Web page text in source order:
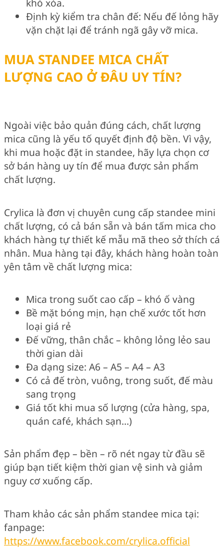
khó xóa.
Định kỳ kiểm tra chân đế: Nếu đế lỏng hãy
vặn chặt lại để tránh ngã gây vỡ mica.
MUA STANDEE MICA CHẤT
LƯỢNG CAO Ở ĐÂU UY TÍN?
Ngoài việc bảo quản đúng cách, chất lượng
mica cũng là yếu tố quyết định độ bền. Vì vậy,
khi mua hoặc đặt in standee, hãy lựa chọn cơ
sở bán hàng uy tín để mua được sản phẩm
chất lượng.
Crylica là đơn vị chuyên cung cấp standee mini
chất lượng, có cả bán sẵn và bán tấm mica cho
khách hàng tự thiết kế mẫu mã theo sở thích cá
nhân. Mua hàng tại đây, khách hàng hoàn toàn
yên tâm về chất lượng mica:
Mica trong suốt cao cấp – khó ố vàng
Bề mặt bóng mịn, hạn chế xước tốt hơn
loại giá rẻ
Đế vững, thân chắc – không lỏng lẻo sau
thời gian dài
Đa dạng size: A6 – A5 – A4 – A3
Có cả đế tròn, vuông, trong suốt, đế màu
sang trọng
Giá tốt khi mua số lượng (cửa hàng, spa,
quán café, khách sạn…)
Sản phẩm đẹp – bền – rõ nét ngay từ đầu sẽ
giúp bạn tiết kiệm thời gian vệ sinh và giảm
nguy cơ xuống cấp.
Tham khảo các sản phẩm standee mica tại:
fanpage:
https://www.facebook.com/crylica.official